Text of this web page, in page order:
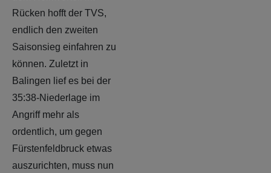
Rücken hofft der TVS,
endlich den zweiten
Saisonsieg einfahren zu
können. Zuletzt in
Balingen lief es bei der
35:38-Niederlage im
Angriff mehr als
ordentlich, um gegen
Fürstenfeldbruck etwas
auszurichten, muss nun